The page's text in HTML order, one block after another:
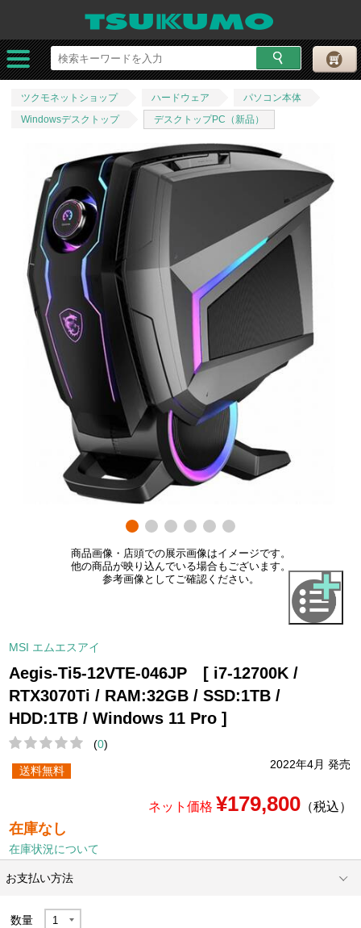
ツクモネットショップ ハードウェア
パソコン本体
Windowsデスクトップ
デスクトップPC（新品）
商品画像・店頭での展示画像はイメージです。
他の商品が映り込んでいる場合もございます。
参考画像としてご確認ください。
MSI エムエスアイ
Aegis-Ti5-12VTE-046JP [ i7-12700K /
RTX3070Ti / RAM:32GB / SSD:1TB /
HDD:1TB / Windows 11 Pro ]
(0)
2022年4月 発売
送料無料
ネット価格 ¥179,800（税込）
在庫なし
在庫状況について
お支払い方法
数量